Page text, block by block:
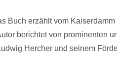
Buch erzählt vom
berichtet von prominenten
Hercher und seinem